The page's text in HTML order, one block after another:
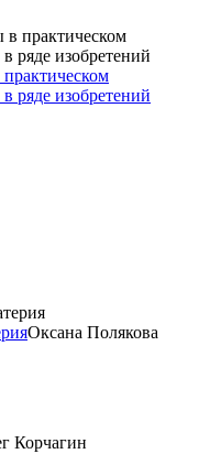
ряде изобретений
Оксана Полякова
Корчагин